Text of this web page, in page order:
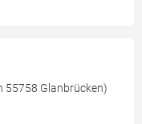
55758 Glanbrücken)